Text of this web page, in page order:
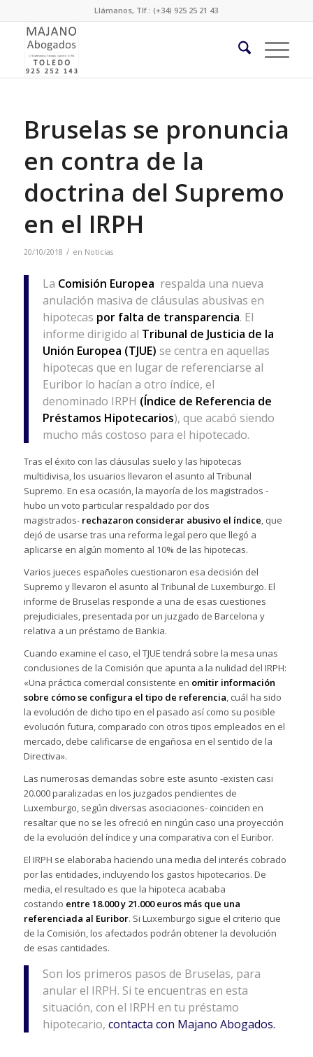
Llámanos, Tlf.: (+34) 925 25 21 43
Bruselas se pronuncia
en contra de la
doctrina del Supremo
en el IRPH
20/10/2018 / en Noticias
La Comisión Europea respalda una nueva
anulación masiva de cláusulas abusivas en
hipotecas por falta de transparencia. El
informe dirigido al Tribunal de Justicia de la
Unión Europea (TJUE) se centra en aquellas
hipotecas que en lugar de referenciarse al
Euribor lo hacían a otro índice, el
denominado IRPH (Índice de Referencia de
Préstamos Hipotecarios), que acabó siendo
mucho más costoso para el hipotecado.
Tras el éxito con las cláusulas suelo y las hipotecas
multidivisa, los usuarios llevaron el asunto al Tribunal
Supremo. En esa ocasión, la mayoría de los magistrados -
hubo un voto particular respaldado por dos
magistrados- rechazaron considerar abusivo el índice, que
dejó de usarse tras una reforma legal pero que llegó a
aplicarse en algún momento al 10% de las hipotecas.
Varios jueces españoles cuestionaron esa decisión del
Supremo y llevaron el asunto al Tribunal de Luxemburgo. El
informe de Bruselas responde a una de esas cuestiones
prejudiciales, presentada por un juzgado de Barcelona y
relativa a un préstamo de Bankia.
Cuando examine el caso, el TJUE tendrá sobre la mesa unas
conclusiones de la Comisión que apunta a la nulidad del IRPH:
«Una práctica comercial consistente en omitir información
sobre cómo se configura el tipo de referencia, cuál ha sido
la evolución de dicho tipo en el pasado así como su posible
evolución futura, comparado con otros tipos empleados en el
mercado, debe calificarse de engañosa en el sentido de la
Directiva».
Las numerosas demandas sobre este asunto -existen casi
20.000 paralizadas en los juzgados pendientes de
Luxemburgo, según diversas asociaciones- coinciden en
resaltar que no se les ofreció en ningún caso una proyección
de la evolución del índice y una comparativa con el Euribor.
El IRPH se elaboraba haciendo una media del interés cobrado
por las entidades, incluyendo los gastos hipotecarios. De
media, el resultado es que la hipoteca acababa
costando entre 18.000 y 21.000 euros más que una
referenciada al Euribor. Si Luxemburgo sigue el criterio que
de la Comisión, los afectados podrán obtener la devolución
de esas cantidades.
Son los primeros pasos de Bruselas, para
anular el IRPH. Si te encuentras en esta
situación, con el IRPH en tu préstamo
hipotecario, contacta con Majano Abogados.